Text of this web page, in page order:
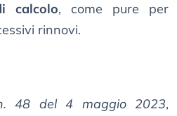
calcolo, come pure per
rinnovi.
48 del 4 maggio 2023,